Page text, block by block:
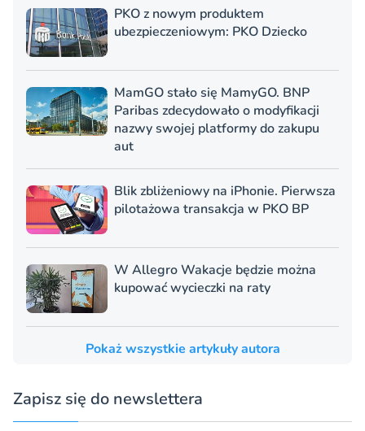
PKO z nowym produktem
ubezpieczeniowym: PKO Dziecko
MamGO stało się MamyGO. BNP
Paribas zdecydowało o modyfikacji
nazwy swojej platformy do zakupu
aut
Blik zbliżeniowy na iPhonie. Pierwsza
pilotażowa transakcja w PKO BP
W Allegro Wakacje będzie można
kupować wycieczki na raty
Pokaż wszystkie artykuły autora
Zapisz się do newslettera